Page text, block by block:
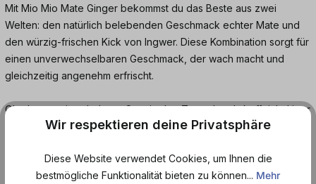
Mit Mio Mio Mate Ginger bekommst du das Beste aus zwei
Welten: den natürlich belebenden Geschmack echter Mate und
den würzig-frischen Kick von Ingwer. Diese Kombination sorgt für
einen unverwechselbaren Geschmack, der wach macht und
gleichzeitig angenehm erfrischt.
Ob als energiegeladener Start in den Tag oder als koffeinhaltiger
Begleiter zwischendurch – Mio Mio Mate Ginger überzeugt mit
Ingwer. Und das alles natürlich in der praktischen Dose – ideal für
unterwegs oder den schnellen Frischemoment.
Wir respektieren deine Privatsphäre
Diese Website verwendet Cookies, um Ihnen die
bestmögliche Funktionalität bieten zu können... Mehr